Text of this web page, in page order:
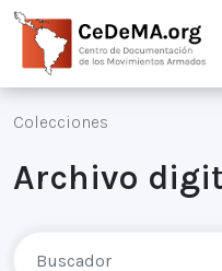
Colecciones
Archivo